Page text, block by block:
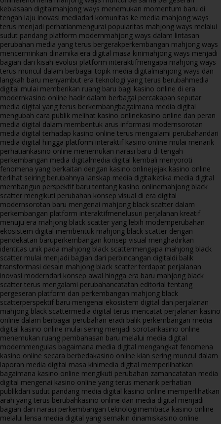
kebiasaan digitalmahjong ways menemukan momentum baru di
tengah laju inovasi mediadari komunitas ke media mahjong ways
terus menjadi perhatianmengurai popularitas mahjong ways melalui
sudut pandang platform modernmahjong ways dalam lintasan
perubahan media yang terus bergerakperkembangan mahjong ways
mencerminkan dinamika era digital masa kinimahjong ways menjadi
bagian dari kisah evolusi platform interaktifmengapa mahjong ways
terus muncul dalam berbagai topik media digitalmahjong ways dan
langkah baru menyambut era teknologi yang terus berubahmedia
digital mulai memberikan ruang baru bagi kasino online di era
modernkasino online hadir dalam berbagai percakapan seputar
media digital yang terus berkembangbagaimana media digital
mengubah cara publik melihat kasino onlinekasino online dan peran
media digital dalam membentuk arus informasi modernsorotan
media digital terhadap kasino online terus mengalami perubahandari
media digital hingga platform interaktif kasino online mulai menarik
perhatiankasino online menemukan narasi baru di tengah
perkembangan media digitalmedia digital kembali menyoroti
fenomena yang berkaitan dengan kasino onlinejejak kasino online
terlihat seiring berubahnya lanskap media digitalketika media digital
membangun perspektif baru tentang kasino onlinemahjong black
scatter mengikuti perubahan konsep visual di era digital
modernsorotan baru mengenai mahjong black scatter dalam
perkembangan platform interaktifmenelusuri perjalanan kreatif
menuju era mahjong black scatter yang lebih modernperubahan
ekosistem digital membentuk mahjong black scatter dengan
pendekatan baruperkembangan konsep visual menghadirkan
identitas unik pada mahjong black scattermengapa mahjong black
scatter mulai menjadi bagian dari perbincangan digitaldi balik
transformasi desain mahjong black scatter terdapat perjalanan
inovasi moderndari konsep awal hingga era baru mahjong black
scatter terus mengalami perubahancatatan editorial tentang
pergeseran platform dan perkembangan mahjong black
scatterperspektif baru mengenai ekosistem digital dan perjalanan
mahjong black scattermedia digital terus mencatat perjalanan kasino
online dalam berbagai perubahan eradi balik perkembangan media
digital kasino online mulai sering menjadi sorotankasino online
menemukan ruang pembahasan baru melalui media digital
modernmengulas bagaimana media digital mengangkat fenomena
kasino online secara berbedakasino online kian sering muncul dalam
laporan media digital masa kinimedia digital memperlihatkan
bagaimana kasino online mengikuti perubahan zamancatatan media
digital mengenai kasino online yang terus menarik perhatian
publikdari sudut pandang media digital kasino online memperlihatkan
arah yang terus berubahkasino online dan media digital menjadi
bagian dari narasi perkembangan teknologimembaca kasino online
melalui lensa media digital yang semakin dinamiskasino online